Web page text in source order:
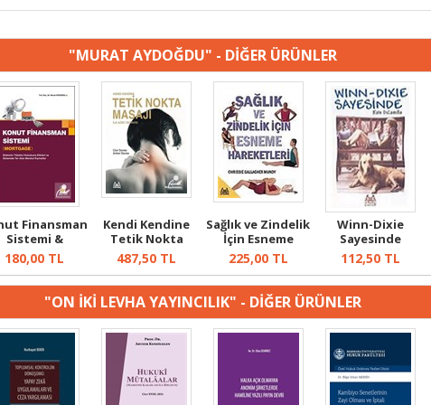
"MURAT AYDOĞDU" - DİĞER ÜRÜNLER
Finansman
Sistemi &
/ Sis...
180,00 TL
Kendi Kendine
Tetik Nokta
Masajı ile Ağr...
487,50 TL
Sağlık ve Zindelik
İçin Esneme
Hareketle...
225,00TL
Winn-Dixie
Sayesinde
112,50TL
"ON İKİ LEVHA YAYINCILIK" - DİĞER ÜRÜNLER